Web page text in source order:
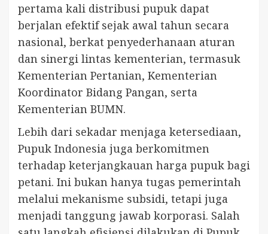
pertama kali distribusi pupuk dapat
berjalan efektif sejak awal tahun secara
nasional, berkat penyederhanaan aturan
dan sinergi lintas kementerian, termasuk
Kementerian Pertanian, Kementerian
Koordinator Bidang Pangan, serta
Kementerian BUMN.
Lebih dari sekadar menjaga ketersediaan,
Pupuk Indonesia juga berkomitmen
terhadap keterjangkauan harga pupuk bagi
petani. Ini bukan hanya tugas pemerintah
melalui mekanisme subsidi, tetapi juga
menjadi tanggung jawab korporasi. Salah